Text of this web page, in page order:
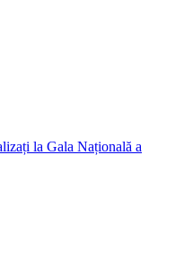
la Gala Națională a